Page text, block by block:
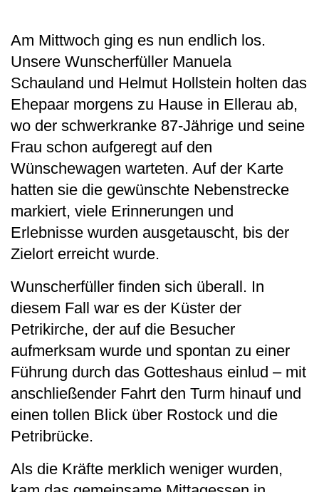
Am Mittwoch ging es nun endlich los.
Unsere Wunscherfüller Manuela
Schauland und Helmut Hollstein holten das
Ehepaar morgens zu Hause in Ellerau ab,
wo der schwerkranke 87-Jährige und seine
Frau schon aufgeregt auf den
Wünschewagen warteten. Auf der Karte
hatten sie die gewünschte Nebenstrecke
markiert, viele Erinnerungen und
Erlebnisse wurden ausgetauscht, bis der
Zielort erreicht wurde.
Wunscherfüller finden sich überall. In
diesem Fall war es der Küster der
Petrikirche, der auf die Besucher
aufmerksam wurde und spontan zu einer
Führung durch das Gotteshaus einlud – mit
anschließender Fahrt den Turm hinauf und
einen tollen Blick über Rostock und die
Petribrücke.
Als die Kräfte merklich weniger wurden,